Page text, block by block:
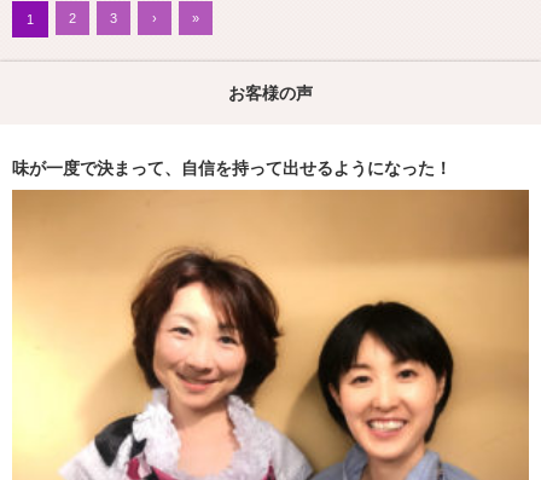
1 2 3 › »
お客様の声
味が一度で決まって、自信を持って出せるようになった！